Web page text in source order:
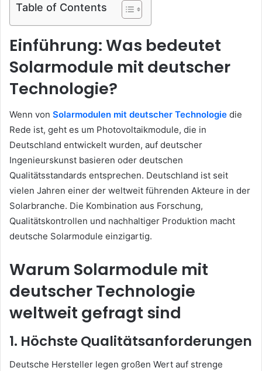
Table of Contents
Einführung: Was bedeutet
Solarmodule mit deutscher
Technologie?
Wenn von Solarmodulen mit deutscher Technologie die
Rede ist, geht es um Photovoltaikmodule, die in
Deutschland entwickelt wurden, auf deutscher
Ingenieurskunst basieren oder deutschen
Qualitätsstandards entsprechen. Deutschland ist seit
vielen Jahren einer der weltweit führenden Akteure in der
Solarbranche. Die Kombination aus Forschung,
Qualitätskontrollen und nachhaltiger Produktion macht
deutsche Solarmodule einzigartig.
Warum Solarmodule mit
deutscher Technologie
weltweit gefragt sind
1. Höchste Qualitätsanforderungen
Deutsche Hersteller legen großen Wert auf strenge